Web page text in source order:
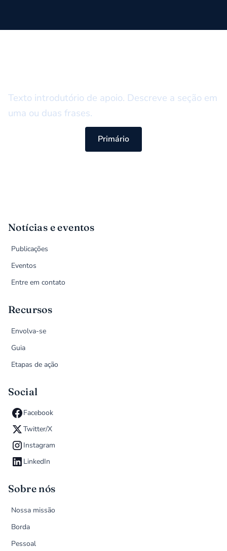
Texto introdutório de apoio. Descreve a seção em
uma ou duas frases.
Primário
Notícias e eventos
Publicações
Eventos
Entre em contato
Recursos
Envolva-se
Guia
Etapas de ação
Social
Facebook
Twitter/X
Instagram
LinkedIn
Sobre nós
Nossa missão
Borda
Pessoal